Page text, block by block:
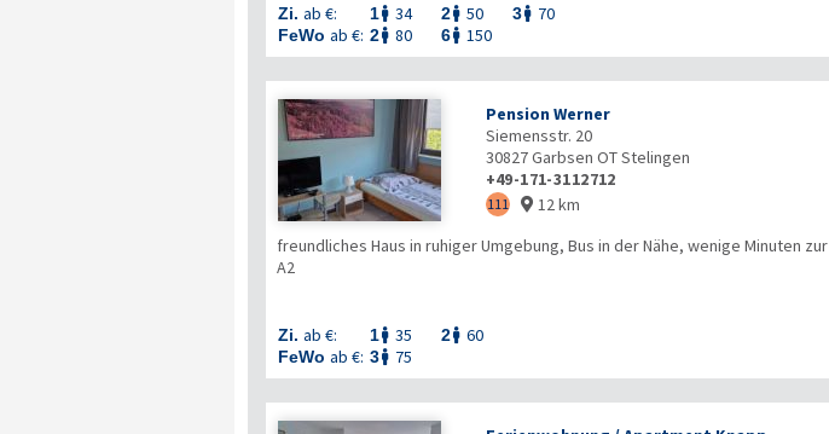
Zi. ab €: 1 34 2 50 3 70
FeWo ab €: 2 80 6 150
Pension Werner
Siemensstr. 20
30827Garbsen OT Stelingen
+49-171-3112712
111  12 km
Zi. ab €: 1 35 2 60
FeWo ab €: 3 75
freundliches Haus in ruhiger Umgebung, Bus in der Nähe, wenige Minuten zur
A2